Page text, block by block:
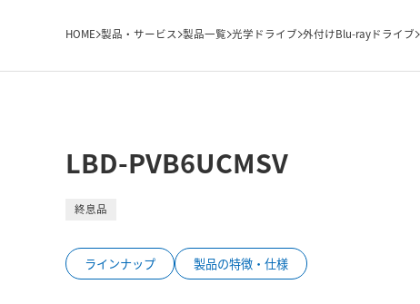
HOME 製品・サービス 製品一覧 光学ドライブ 外付けBlu-rayドライブ
LBD-PVB6UCMSV
終息品
ラインナップ 製品の特徴・仕様